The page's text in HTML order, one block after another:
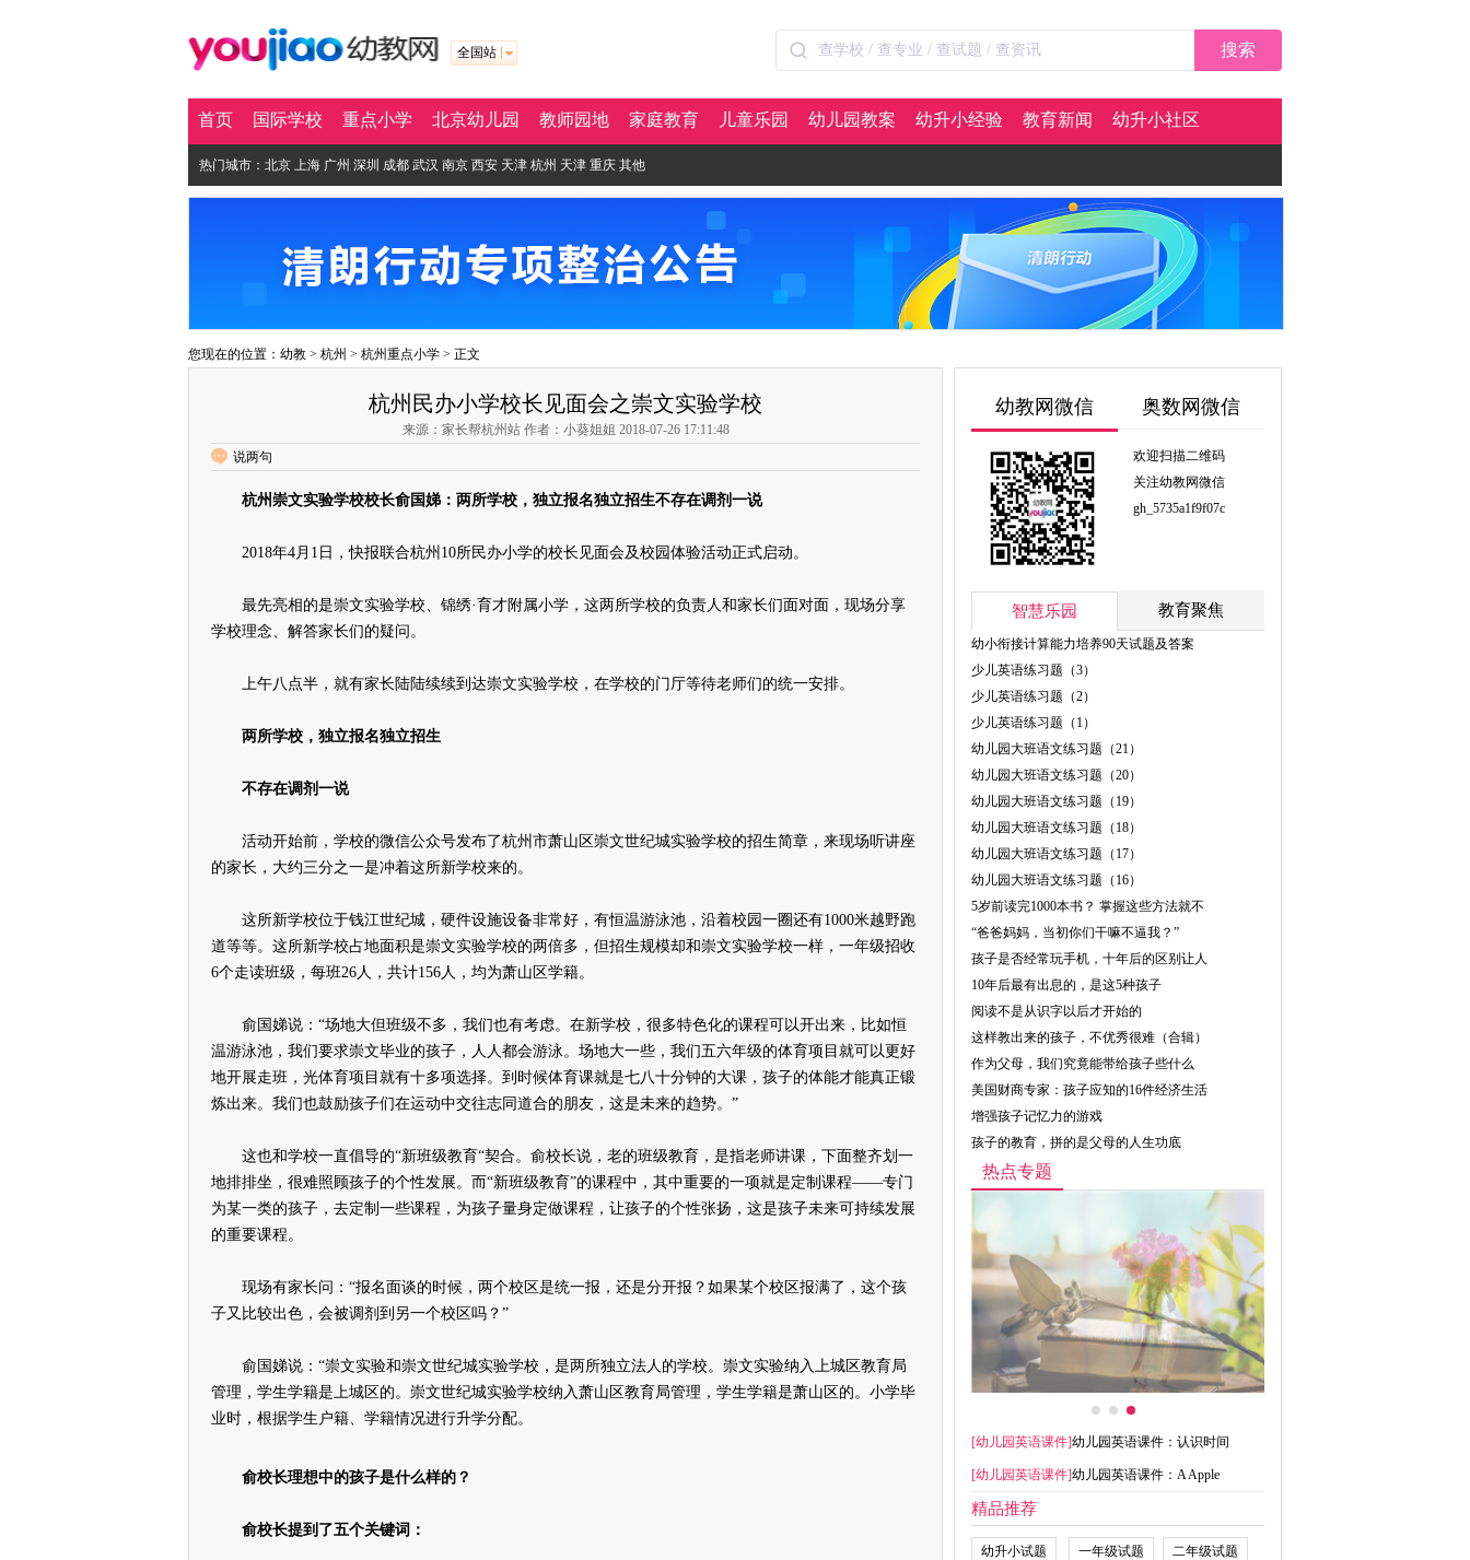
全国站 搜索
首页 国际学校 重点小学 北京幼儿园 教师园地 家庭教育 儿童乐园 幼儿园教案 幼升小经验 教育新闻 幼升小社区
热门城市： 北京 上海 广州 深圳 成都 武汉 南京 西安 天津 杭州 天津 重庆 其他
您现在的位置： 幼教 > 杭州 > 杭州重点小学 > 正文
杭州民办小学校长见面会之崇文实验学校
来源：家长帮杭州站 作者：小葵姐姐 2018-07-26 17:11:48
说两句
杭州崇文实验学校校长俞国娣：两所学校，独立报名独立招生不存在调剂一说
2018年4月1日，快报联合杭州10所民办小学的校长见面会及校园体验活动正式启动。
最先亮相的是崇文实验学校、锦绣·育才附属小学，这两所学校的负责人和家长们面对面，现场分享
学校理念、解答家长们的疑问。
上午八点半，就有家长陆陆续续到达崇文实验学校，在学校的门厅等待老师们的统一安排。
两所学校，独立报名独立招生
不存在调剂一说
活动开始前，学校的微信公众号发布了杭州市萧山区崇文世纪城实验学校的招生简章，来现场听讲座
的家长，大约三分之一是冲着这所新学校来的。
这所新学校位于钱江世纪城，硬件设施设备非常好，有恒温游泳池，沿着校园一圈还有1000米越野跑
道等等。这所新学校占地面积是崇文实验学校的两倍多，但招生规模却和崇文实验学校一样，一年级招收
6个走读班级，每班26人，共计156人，均为萧山区学籍。
俞国娣说：“场地大但班级不多，我们也有考虑。在新学校，很多特色化的课程可以开出来，比如恒
温游泳池，我们要求崇文毕业的孩子，人人都会游泳。场地大一些，我们五六年级的体育项目就可以更好
地开展走班，光体育项目就有十多项选择。到时候体育课就是七八十分钟的大课，孩子的体能才能真正锻
炼出来。我们也鼓励孩子们在运动中交往志同道合的朋友，这是未来的趋势。”
这也和学校一直倡导的“新班级教育“契合。俞校长说，老的班级教育，是指老师讲课，下面整齐划一
地排排坐，很难照顾孩子的个性发展。而“新班级教育”的课程中，其中重要的一项就是定制课程——专门
为某一类的孩子，去定制一些课程，为孩子量身定做课程，让孩子的个性张扬，这是孩子未来可持续发展
的重要课程。
现场有家长问：“报名面谈的时候，两个校区是统一报，还是分开报？如果某个校区报满了，这个孩
子又比较出色，会被调剂到另一个校区吗？”
俞国娣说：“崇文实验和崇文世纪城实验学校，是两所独立法人的学校。崇文实验纳入上城区教育局
管理，学生学籍是上城区的。崇文世纪城实验学校纳入萧山区教育局管理，学生学籍是萧山区的。小学毕
业时，根据学生户籍、学籍情况进行升学分配。
俞校长理想中的孩子是什么样的？
俞校长提到了五个关键词：
幼教网微信 奥数网微信
欢迎扫描二维码
关注幼教网微信
gh_5735a1f9f07c
智慧乐园 教育聚焦
幼小衔接计算能力培养90天试题及答案
少儿英语练习题（3）
少儿英语练习题（2）
少儿英语练习题（1）
幼儿园大班语文练习题（21）
幼儿园大班语文练习题（20）
幼儿园大班语文练习题（19）
幼儿园大班语文练习题（18）
幼儿园大班语文练习题（17）
幼儿园大班语文练习题（16）
5岁前读完1000本书？ 掌握这些方法就不
“爸爸妈妈，当初你们干嘛不逼我？”
孩子是否经常玩手机，十年后的区别让人
10年后最有出息的，是这5种孩子
阅读不是从识字以后才开始的
这样教出来的孩子，不优秀很难（合辑）
作为父母，我们究竟能带给孩子些什么
美国财商专家：孩子应知的16件经济生活
增强孩子记忆力的游戏
孩子的教育，拼的是父母的人生功底
热点专题
[幼儿园英语课件]幼儿园英语课件：认识时间
[幼儿园英语课件]幼儿园英语课件：A Apple
精品推荐
幼升小试题 一年级试题 二年级试题